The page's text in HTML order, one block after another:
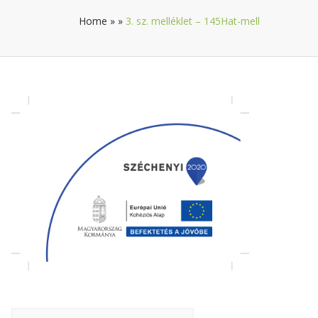
Home » » 3. sz. melléklet – 145Hat-mell